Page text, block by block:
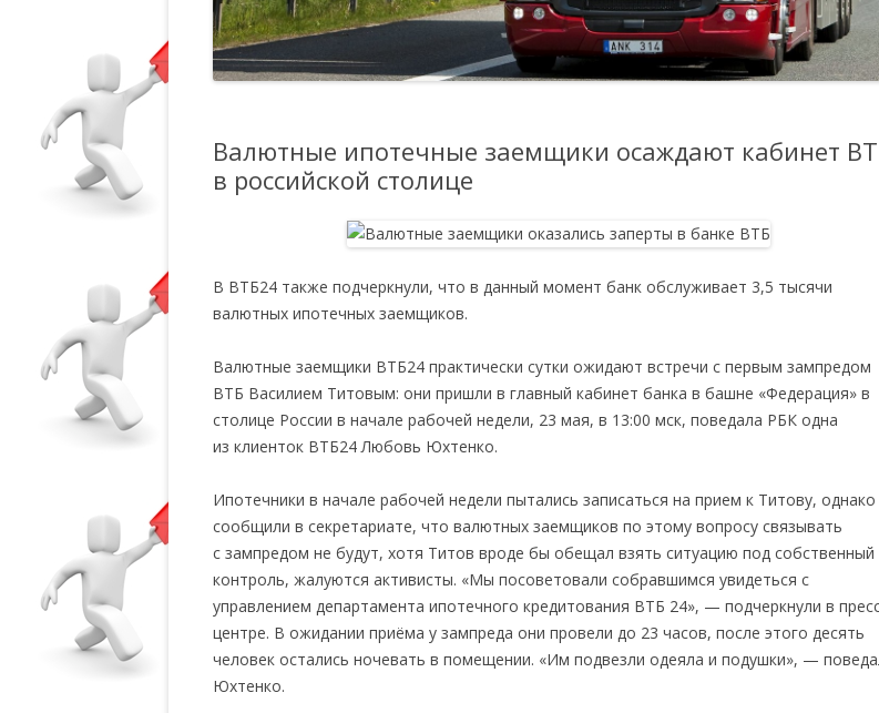
Валютные ипотечные заемщики осаждают кабинет
в российской столице
В ВТБ24 также подчеркнули, что в данный момент банк обслуживает 3,5 тысячи
валютных ипотечных заемщиков.
Валютные заемщики ВТБ24 практически сутки ожидают встречи с первым зампредом
ВТБ Василием Титовым: они пришли в главный кабинет банка в башне «Федерация» в
столице России в начале рабочей недели, 23 мая, в 13:00 мск, поведала РБК одна
из клиенток ВТБ24 Любовь Юхтенко.
Ипотечники в начале рабочей недели пытались записаться на прием к Титову,
сообщили в секретариате, что валютных заемщиков по этому вопросу связывать
с зампредом не будут, хотя Титов вроде бы обещал взять ситуацию под собственный
контроль, жалуются активисты. «Мы посоветовали собравшимся увидеться с
управлением департамента ипотечного кредитования ВТБ 24», — подчеркнули в
центре. В ожидании приёма у зампреда они провели до 23 часов, после этого десять
человек остались ночевать в помещении. «Им подвезли одеяла и подушки», —
Юхтенко.